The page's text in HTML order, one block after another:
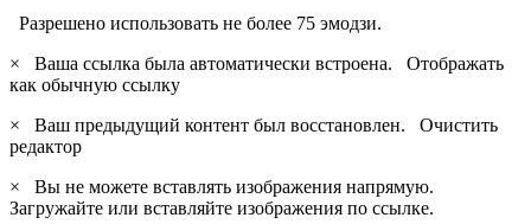
Разрешено использовать не более 75 эмодзи.
×
Ваша ссылка была автоматически встроена. Отображать
как обычную ссылку
×
Ваш предыдущий контент был восстановлен. Очистить
редактор
×
Вы не можете вставлять изображения напрямую.
Загружайте или вставляйте изображения по ссылке.